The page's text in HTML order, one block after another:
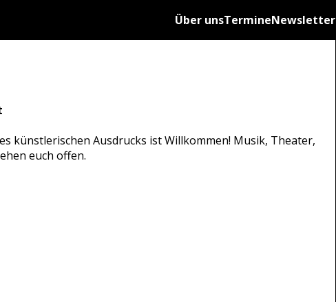
Über unsTermineNewsletter
künstlerischen Ausdrucks ist Willkommen! Musik, Theater,
euch offen.